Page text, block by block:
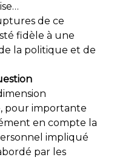
de ce
fidèle à une
la politique et de
pour importante
en compte la
impliqué
par les